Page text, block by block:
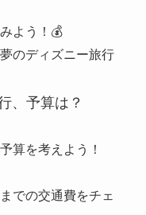
よう！💰
のディズニー旅行
、予算は？
算を考えよう！
での交通費をチェ